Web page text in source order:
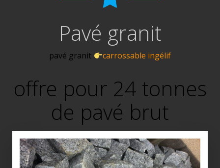
Pavé granit
pavé granit carrossable ingélif
offre pour 24 tonnes
de pavé brut